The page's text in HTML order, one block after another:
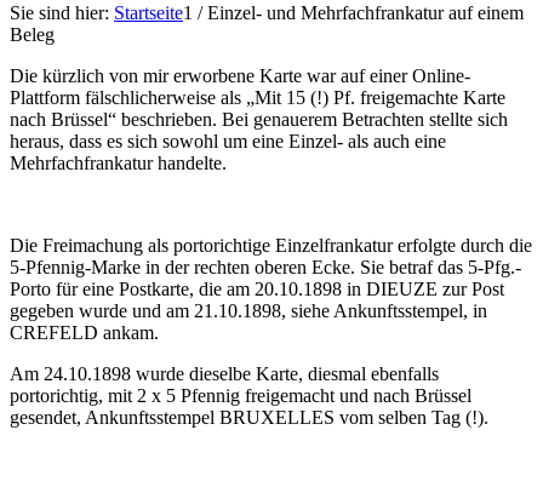
Sie sind hier: Startseite1 / Einzel- und Mehrfachfrankatur auf einem
Beleg
Die kürzlich von mir erworbene Karte war auf einer Online-
Plattform fälschlicherweise als „Mit 15 (!) Pf. freigemachte Karte
nach Brüssel“ beschrieben. Bei genauerem Betrachten stellte sich
heraus, dass es sich sowohl um eine Einzel- als auch eine
Mehrfachfrankatur handelte.
Die Freimachung als portorichtige Einzelfrankatur erfolgte durch die
5-Pfennig-Marke in der rechten oberen Ecke. Sie betraf das 5-Pfg.-
Porto für eine Postkarte, die am 20.10.1898 in DIEUZE zur Post
gegeben wurde und am 21.10.1898, siehe Ankunftsstempel, in
CREFELD ankam.
Am 24.10.1898 wurde dieselbe Karte, diesmal ebenfalls
portorichtig, mit 2 x 5 Pfennig freigemacht und nach Brüssel
gesendet, Ankunftsstempel BRUXELLES vom selben Tag (!).